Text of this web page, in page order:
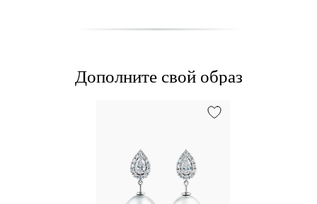
Дополните свой образ